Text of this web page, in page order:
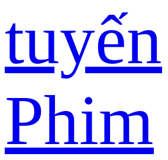
tuyến
Phim